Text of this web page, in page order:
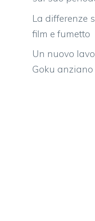
La differenze
film e fumetto
Un nuovo
Goku